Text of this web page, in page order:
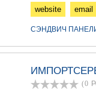
website email
СЭНДВИЧ
(0